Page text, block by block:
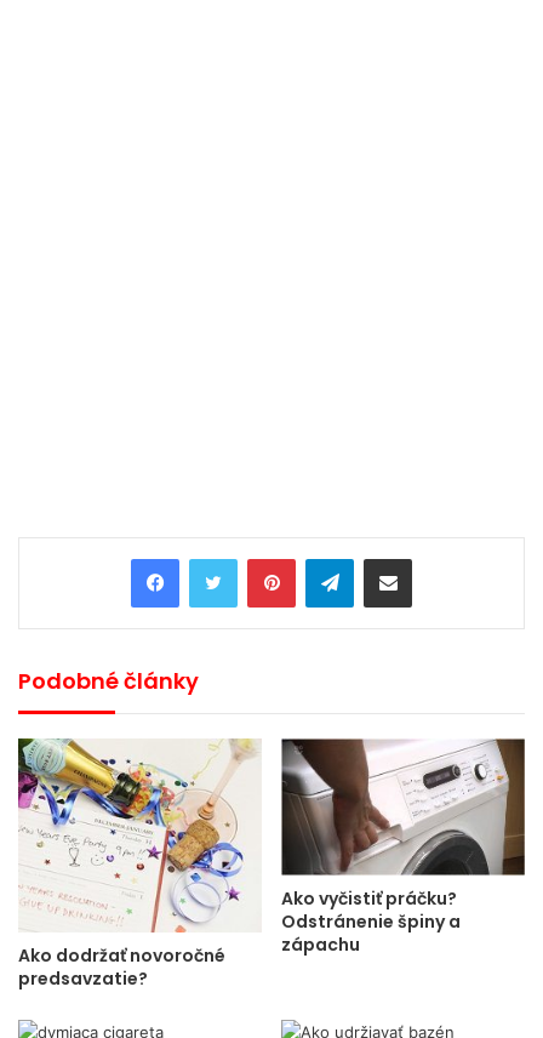
PinterestTelegramShare via Email
Podobné články
Ako dodržať novoročné
predsavzatie?
Ako vyčistiť práčku?
Odstránenie špiny a
zápachu